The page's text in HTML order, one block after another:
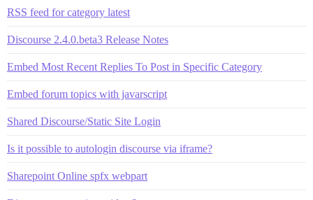
RSS feed for category latest
Discourse 2.4.0.beta3 Release Notes
Embed Most Recent Replies To Post in Specific Category
Embed forum topics with javarscript
Shared Discourse/Static Site Login
Is it possible to autologin discourse via iframe?
Sharepoint Online spfx webpart